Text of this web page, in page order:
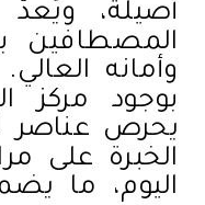
أصيلة،
المصطافين
وأمانه
بوجود مركز
يحرص عناصر
الخبرة على
اليوم، ما